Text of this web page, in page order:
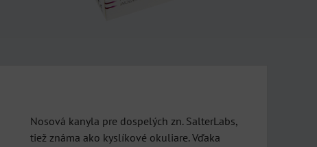
Nosová kanyla pre dospelých zn. SalterLabs,
tiež známa ako kyslíkové okuliare. Vďaka